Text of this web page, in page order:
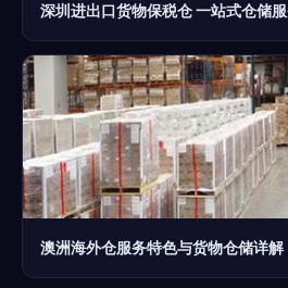
深圳进出口货物保税仓 一站式仓储
澳洲海外仓服务特色与货物仓储详解